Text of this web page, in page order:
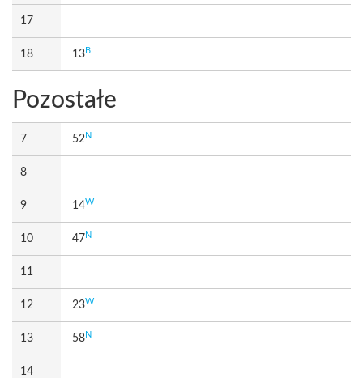
17
18 13 B
Pozostałe
7 52 N
8
9 14W
10 47 N
11
12 23W
13 58 N
14